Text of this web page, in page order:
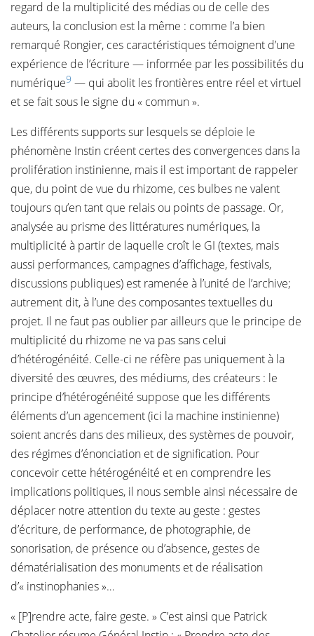
regard de la multiplicité des médias ou de celle des
auteurs, la conclusion est la même : comme l’a bien
remarqué Rongier, ces caractéristiques témoignent d’une
expérience de l’écriture — informée par les possibilités du
numérique9 — qui abolit les frontières entre réel et virtuel
et se fait sous le signe du « commun ».
Les différents supports sur lesquels se déploie le
phénomène Instin créent certes des convergences dans la
prolifération instinienne, mais il est important de rappeler
que, du point de vue du rhizome, ces bulbes ne valent
toujours qu’en tant que relais ou points de passage. Or,
analysée au prisme des littératures numériques, la
multiplicité à partir de laquelle croît le GI (textes, mais
aussi performances, campagnes d’affichage, festivals,
discussions publiques) est ramenée à l’unité de l’archive;
autrement dit, à l’une des composantes textuelles du
projet. Il ne faut pas oublier par ailleurs que le principe de
multiplicité du rhizome ne va pas sans celui
d’hétérogénéité. Celle-ci ne réfère pas uniquement à la
diversité des œuvres, des médiums, des créateurs : le
principe d’hétérogénéité suppose que les différents
éléments d’un agencement (ici la machine instinienne)
soient ancrés dans des milieux, des systèmes de pouvoir,
des régimes d’énonciation et de signification. Pour
concevoir cette hétérogénéité et en comprendre les
implications politiques, il nous semble ainsi nécessaire de
déplacer notre attention du texte au geste : gestes
d’écriture, de performance, de photographie, de
sonorisation, de présence ou d’absence, gestes de
dématérialisation des monuments et de réalisation
d’« instinophanies »…
« [P]rendre acte, faire geste. » C’est ainsi que Patrick